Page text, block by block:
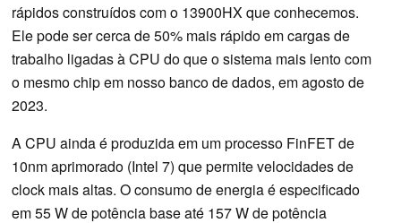
rápidos construídos com o 13900HX que conhecemos.
Ele pode ser cerca de 50% mais rápido em cargas de
trabalho ligadas à CPU do que o sistema mais lento com
o mesmo chip em nosso banco de dados, em agosto de
2023.
A CPU ainda é produzida em um processo FinFET de
10nm aprimorado (Intel 7) que permite velocidades de
clock mais altas. O consumo de energia é especificado
em 55 W de potência base até 157 W de potência